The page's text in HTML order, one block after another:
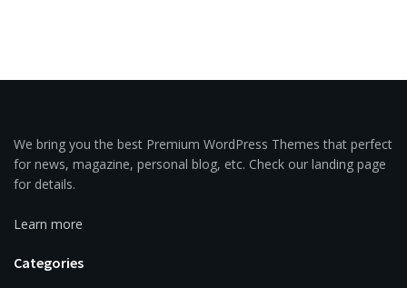
We bring you the best Premium WordPress Themes that perfect
for news, magazine, personal blog, etc. Check our landing page
for details.
Learn more
Categories